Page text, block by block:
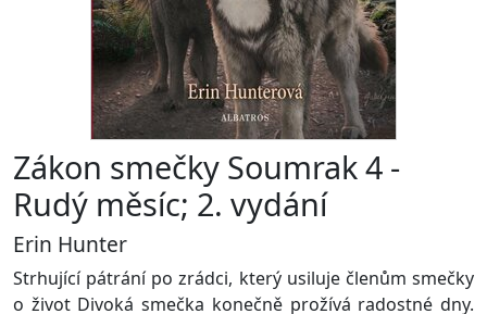
Zákon smečky Soumrak 4 -
Rudý měsíc; 2. vydání
Erin Hunter
Strhující pátrání po zrádci, který usiluje členům smečky
o život Divoká smečka konečně prožívá radostné dny.